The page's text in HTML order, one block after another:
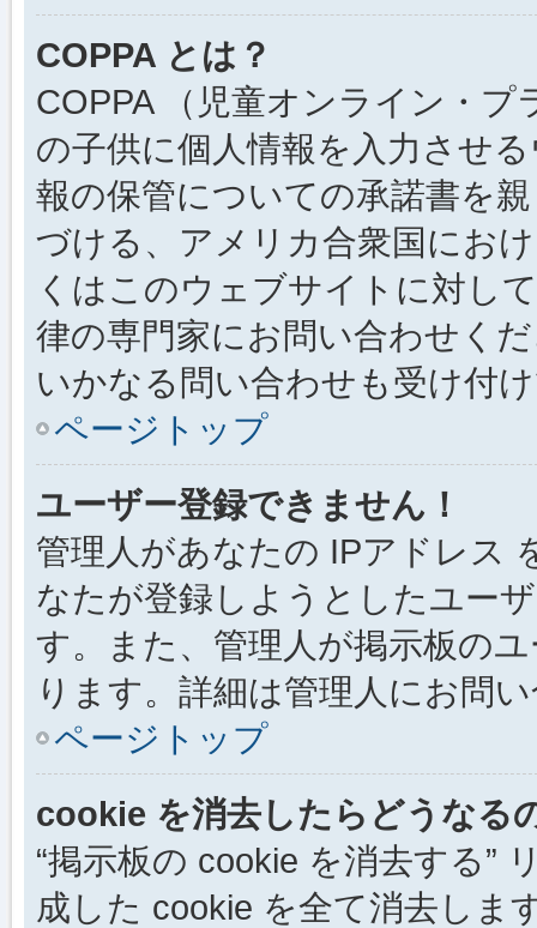
COPPA とは？
COPPA （児童オンライン・
の子供に個人情報を入力させ
報の保管についての承諾書を
づける、アメリカ合衆国にお
くはこのウェブサイトに対し
律の専門家にお問い合わせく
いかなる問い合わせも受け付
ページトップ
ユーザー登録できません！
管理人があなたの IPアドレス
なたが登録しようとしたユー
す。また、管理人が掲示板の
ります。詳細は管理人にお問
ページトップ
cookie を消去したらどうなる
“掲示板の cookie を消去する”
成した cookie を全て消去しま